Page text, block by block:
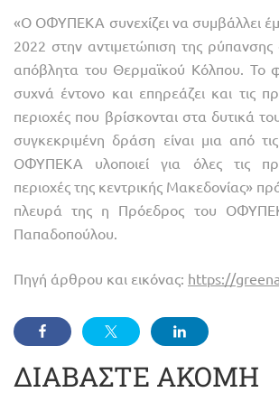
«Ο ΟΦΥΠΕΚΑ συνεχίζει να συμβάλλει
2022 στην αντιμετώπιση της
απόβλητα του Θερμαϊκού Κόλπου. Το
συχνά έντονο και επηρεάζει και τις
περιοχές που βρίσκονται στα δυτικά
συγκεκριμένη δράση είναι μια από
ΟΦΥΠΕΚΑ υλοποιεί για όλες τις
περιοχές της κεντρικής Μακεδονίας»
πλευρά της η Πρόεδρος του
Παπαδοπούλου.
Πηγή άρθρου και εικόνας: https://
ΔΙΑΒΑΣΤΕ ΑΚΟΜΗ